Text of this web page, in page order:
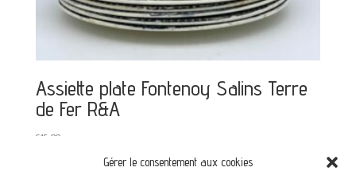
Gérer le consentement aux cookies
Assiette plate Fontenoy Salins Terre
de Fer R&A
€15,00